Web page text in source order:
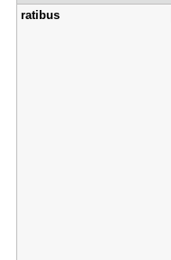
ratibus